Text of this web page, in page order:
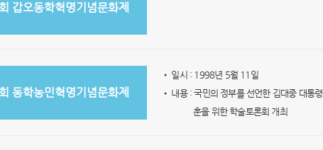
갑오동학혁명기념문화제
동학농민혁명기념문화제
• 일시 : 1998년 5월 11일
• 내용 : 국민의 정부를 선언한 김대중 대통
훈을 위한 학술토론회 개최